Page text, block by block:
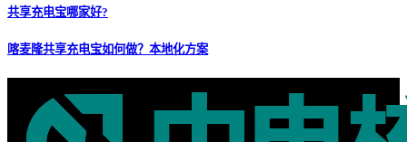
共享充电宝哪家好?
喀麦隆共享充电宝如何做？本地化方案